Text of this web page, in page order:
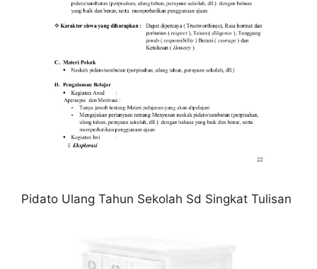
Pidato Ulang Tahun Sekolah Sd Singkat Tulisan